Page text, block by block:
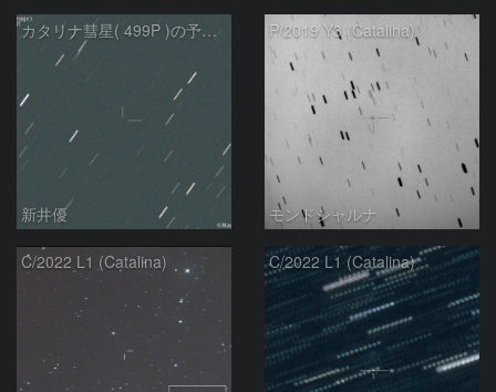
カタリナ彗星( 499P )の予報位置：2025/04/27
新井優
P/2019 Y3 (Catalina)
モンドシャルナ
C/2022 L1 (Catalina) C/2022 L1 (Catalina)